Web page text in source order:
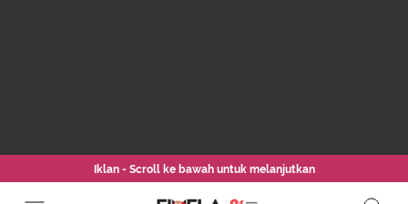
Iklan - Scroll ke bawah untuk melanjutkan